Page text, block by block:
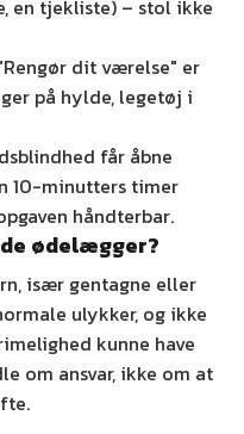
en tjekliste) – stol ikke
dit værelse" er
på hylde, legetøj i
får åbne
10-minutters timer
håndterbar.
ødelægger?
især gentagne eller
ulykker, og ikke
kunne have
om ansvar, ikke om at